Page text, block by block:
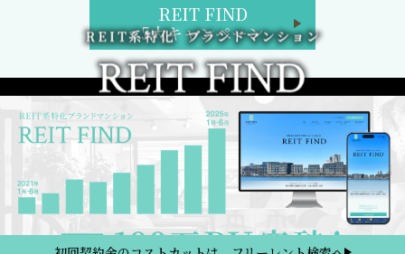
REIT FIND
5大キャンペーン